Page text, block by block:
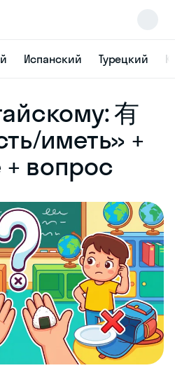
Испанский Турецкий
有
иметь» +
вопрос